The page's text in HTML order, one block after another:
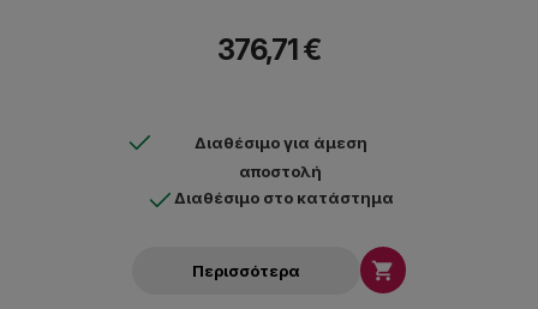
376,71 €
Διαθέσιμο για άμεση
αποστολή
Διαθέσιμο στο κατάστημα
Περισσότερα 